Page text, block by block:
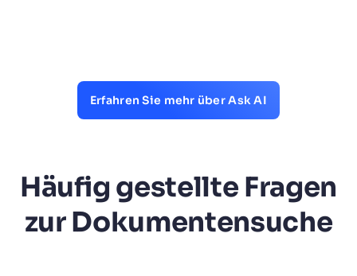
Erfahren Sie mehr über Ask AI
Häufig gestellte Fragen
zur Dokumentensuche